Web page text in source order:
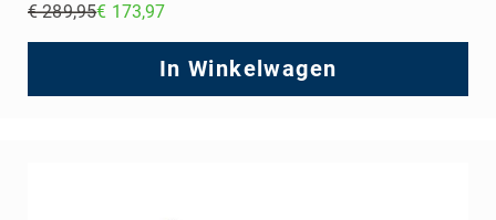
€ 289,95€ 173,97
In Winkelwagen